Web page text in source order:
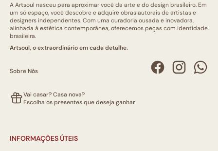
A Artsoul nasceu para aproximar você da arte e do design brasileiro. Em
um só espaço, você descobre e adquire obras autorais de artistas e
designers independentes. Com uma curadoria ousada e inovadora,
alinhada à estética contemporânea, oferecemos peças com identidade
brasileira.
Artsoul, o extraordinário em cada detalhe.
Sobre Nós
Vai casar? Casa nova?
Escolha os presentes que deseja ganhar
INFORMAÇÕES ÚTEIS